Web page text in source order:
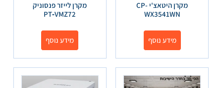
מקרן היטאצ'י CP-
WX3541WN
מידע נוסף
מקרן לייזר פנסוניק
PT‑VMZ72
מידע נוסף